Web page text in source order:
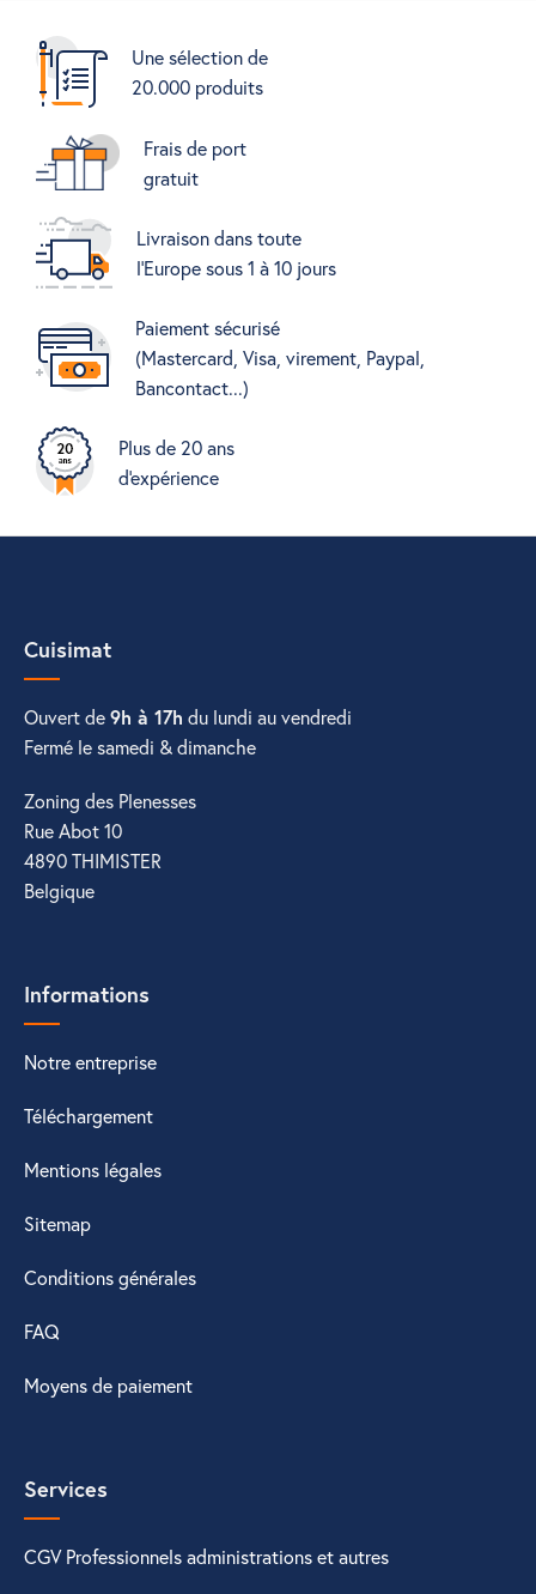
Une sélection de
20.000 produits
Frais de port
gratuit
Livraison dans toute
l'Europe sous 1 à 10 jours
Paiement sécurisé
(Mastercard, Visa, virement, Paypal,
Bancontact...)
Plus de 20 ans
d'expérience
Cuisimat
Ouvert de9h à 17h du lundi au vendredi
Fermé le samedi & dimanche
Zoning des Plenesses
Rue Abot 10
4890 THIMISTER
Belgique
Informations
Notre entreprise
Téléchargement
Mentions légales
Sitemap
Conditions générales
FAQ
Moyens de paiement
Services
CGV Professionnels administrations et autres